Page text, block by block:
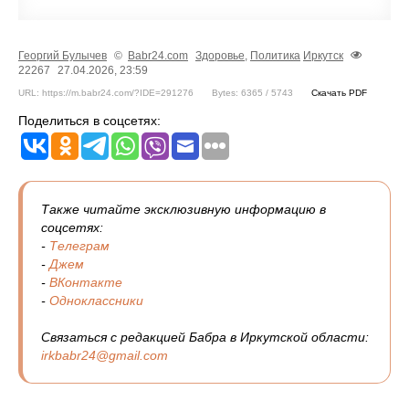
Георгий Булычев © Babr24.com Здоровье, Политика Иркутск
22267
27.04.2026, 23:59
URL: https://m.babr24.com/?IDE=291276 Bytes: 6365 / 5743 Скачать PDF
Поделиться в соцсетях:
Также читайте эксклюзивную информацию в
соцсетях:
- Телеграм
- Джем
- ВКонтакте
- Одноклассники
Связаться с редакцией Бабра в Иркутской области:
irkbabr24@gmail.com